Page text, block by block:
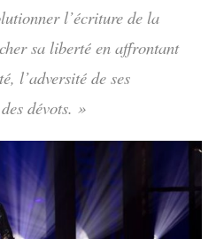
l’écriture de la
sa liberté en affrontant
l’adversité de ses
dévots. »